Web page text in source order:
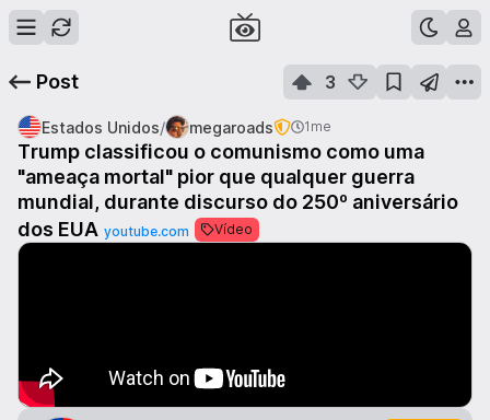
Post 3
Estados Unidos/ megaroads 1me
Trump classificou o comunismo como uma
"ameaça mortal" pior que qualquer guerra
mundial, durante discurso do 250º aniversário
dos EUA youtube.com Vídeo